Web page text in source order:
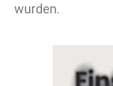
wurden.